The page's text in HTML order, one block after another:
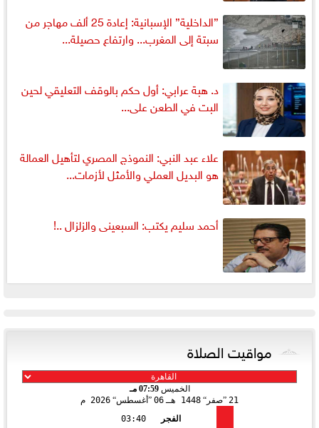
”الداخلية” الإسبانية: إعادة 25 ألف مهاجر من
سبتة إلى المغرب... وارتفاع حصيلة...
د. هبة عرابي: أول حكم بالوقف التعليقي لحين
البت في الطعن على...
علاء عبد النبي: النموذج المصري لتأهيل العمالة
هو البديل العملي والأمثل لأزمات...
أحمد سليم يكتب: السبعينى والزلزال ..!
مواقيت الصلاة
الخميس07:59 مـ
21
صفر 1448 هـ 06 أغسطس 2026 م
الفجر
03:40